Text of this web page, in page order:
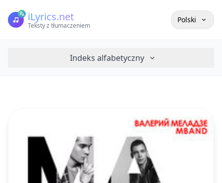
iLyrics.net
Teksty z tłumaczeniem
Polski
Indeks alfabetyczny